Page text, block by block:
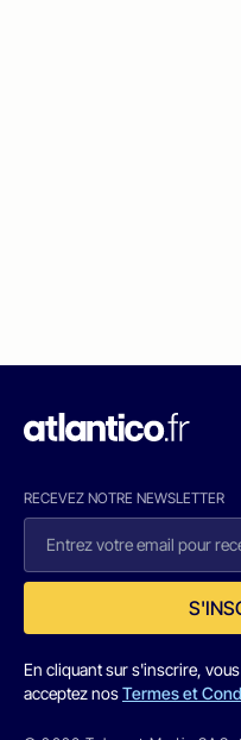
RECEVEZ NOTRE NEWSLETTER
En cliquant sur s'inscrire,
acceptez nosTermes et